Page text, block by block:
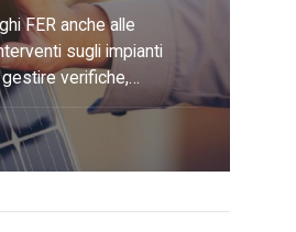
FER anche alle
sugli impianti
verifiche,